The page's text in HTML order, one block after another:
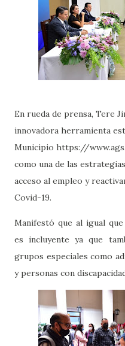
En rueda de prensa, Tere
innovadora herramienta
Municipio https://
como una de las
acceso al empleo y
Covid-19.
Manifestó que al igual
es incluyente ya que
grupos especiales como
y personas con